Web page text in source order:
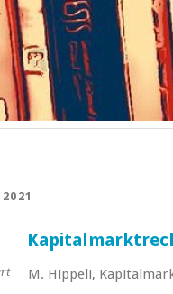
2021
für
M. Hippeli,